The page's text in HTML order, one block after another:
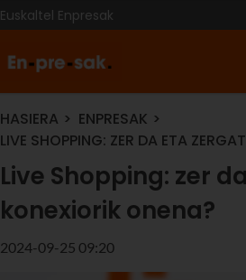
Euskaltel Enpresak
HASIERA
ENPRESAK
LIVE SHOPPING: ZER DA ETA
Live Shopping: zer
konexiorik onena?
2024-09-25 09:20